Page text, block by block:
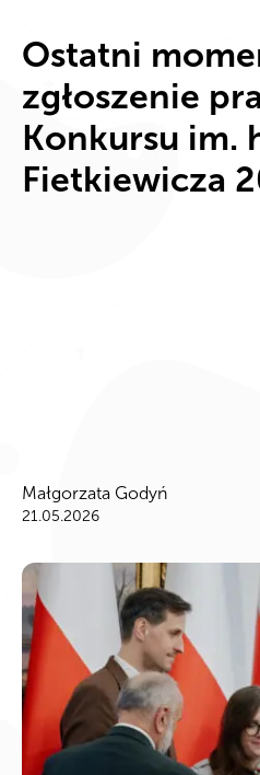
Ostatni
zgłoszenie
Konkursu im.
Fietkiewicza
Małgorzata Godyń
21.05.2026